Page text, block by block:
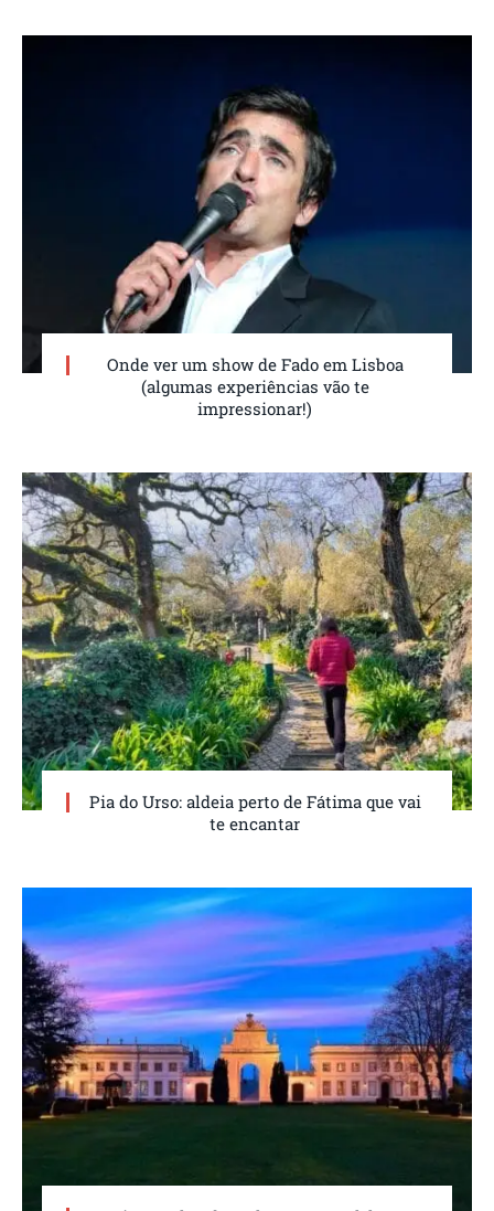
Onde ver um show de Fado em Lisboa
(algumas experiências vão te
impressionar!)
Pia do Urso: aldeia perto de Fátima que vai
te encantar